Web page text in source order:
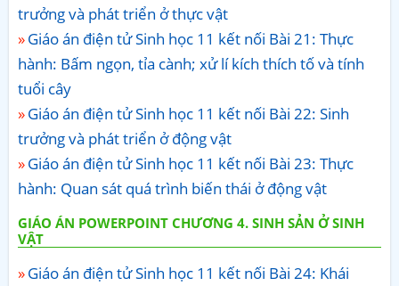
trưởng và phát triển ở thực vật
Giáo án điện tử Sinh học 11 kết nối Bài 21: Thực
hành: Bấm ngọn, tỉa cành; xử lí kích thích tố và tính
tuổi cây
Giáo án điện tử Sinh học 11 kết nối Bài 22: Sinh
trưởng và phát triển ở động vật
Giáo án điện tử Sinh học 11 kết nối Bài 23: Thực
hành: Quan sát quá trình biến thái ở động vật
GIÁO ÁN POWERPOINT CHƯƠNG 4. SINH SẢN Ở SINH
VẬT
Giáo án điện tử Sinh học 11 kết nối Bài 24: Khái